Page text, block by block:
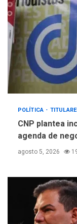
POLÍTICA
CNP plantea
agenda de
agosto 5, 2026